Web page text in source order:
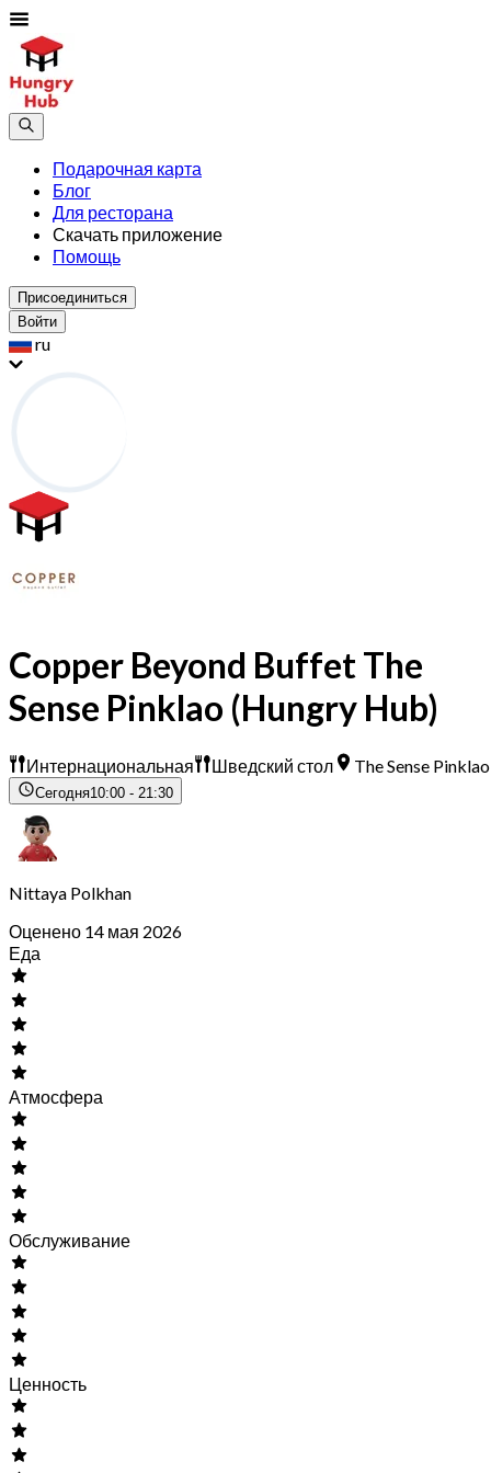
Подарочная карта
Блог
Для ресторана
Скачать приложение
Помощь
Присоединиться
Войти
ru
Copper Beyond Buffet The
Sense Pinklao (Hungry Hub)
Интернациональная Шведский стол The Sense Pinklao
Сегодня10:00 - 21:30
Nittaya Polkhan
Оценено 14 мая 2026
Еда
Атмосфера
Обслуживание
Ценность